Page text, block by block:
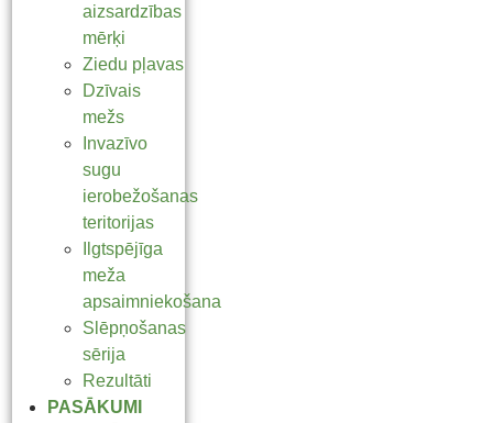
aizsardzības
mērķi
Ziedu pļavas
Dzīvais
mežs
Invazīvo
sugu
ierobežošanas
teritorijas
Ilgtspējīga
meža
apsaimniekošana
Slēpņošanas
sērija
Rezultāti
PASĀKUMI